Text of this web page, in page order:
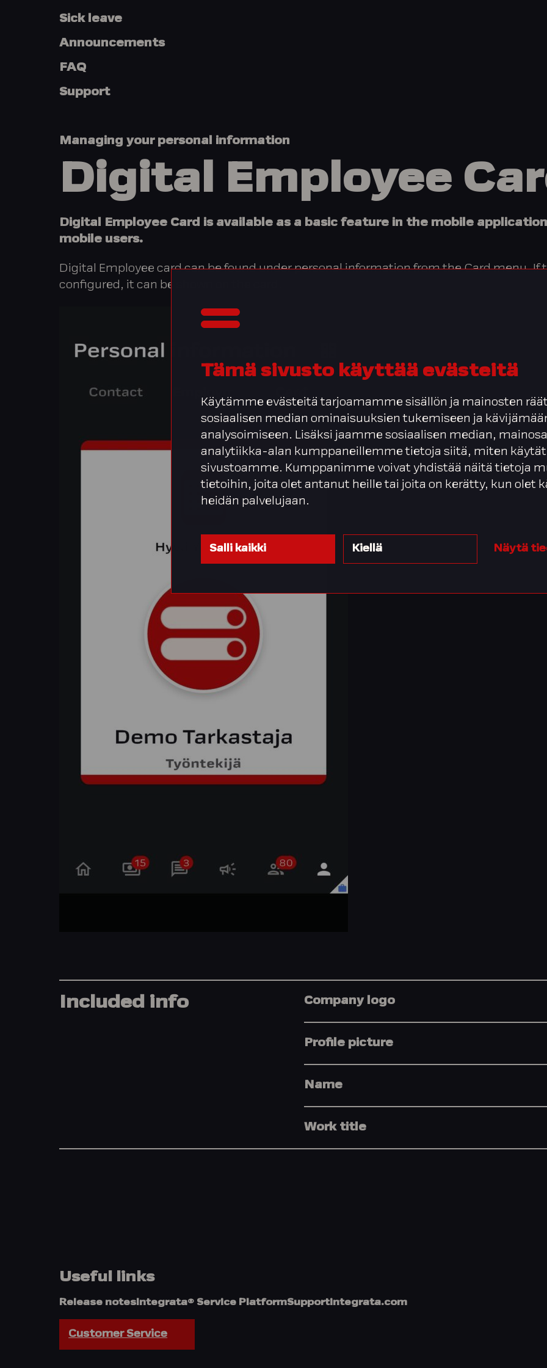
Tämä sivusto käyttää evästeitä
Käytämme evästeitä tarjoamamme sisällön ja mainosten
sosiaalisen median ominaisuuksien tukemiseen ja
analysoimiseen. Lisäksi jaamme sosiaalisen median,
analytiikka-alan kumppaneillemme tietoja siitä, miten käytät
sivustoamme. Kumppanimme voivat yhdistää näitä tietoja
tietoihin, joita olet antanut heille tai joita on kerätty, kun olet
heidän palvelujaan.
Salli kaikki Kiellä Näytä
Sick leave
Announcements
FAQ
Support
Managing your personal information
Digital Employee
Digital Employee Card is available as a basic feature in the mobile
mobile users.
Digital Employee card can be found under personal information from the Card menu. If
configured, it can be shown on the card.
Included info Company logo
Profile picture
Name
Work title
Useful links
Release notesIntegrata® Service PlatformSupportintegrata.com
Customer Service